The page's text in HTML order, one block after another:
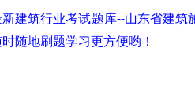
建筑行业考试题库--山东省建筑
随地刷题学习更方便哟！